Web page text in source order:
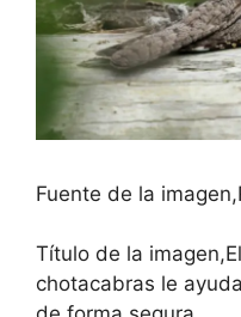
Fuente de la imagen,
Título de la imagen,
chotacabras le